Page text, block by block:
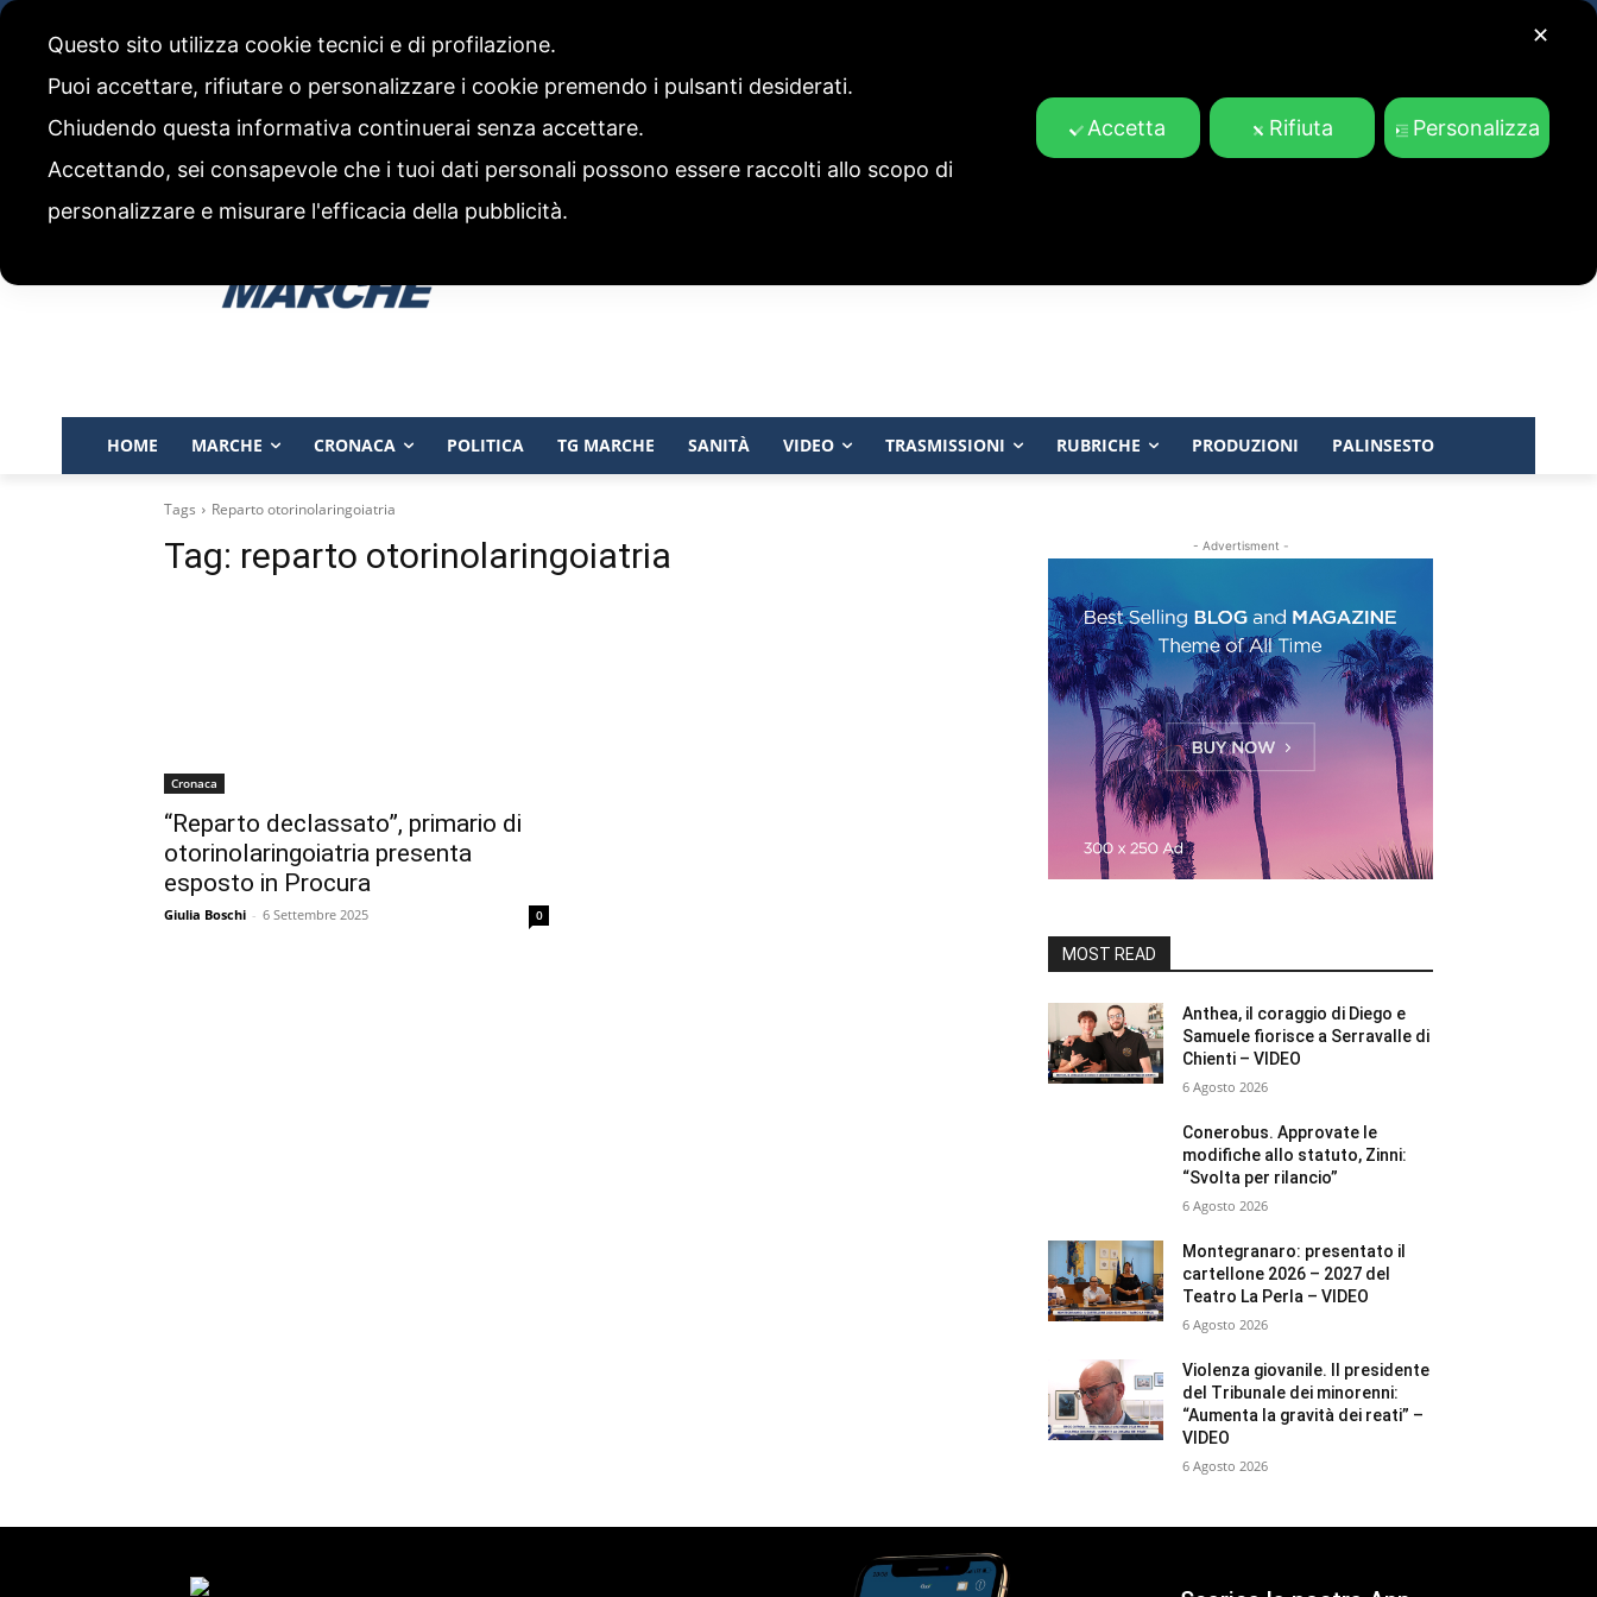
CODICE ETICO E POLITICA EDITORIALE
HOME MARCHE CRONACA POLITICA TG MARCHE SANITÀ VIDEO TRASMISSIONI RUBRICHE PRODUZIONI PALINSESTO
Tags Reparto otorinolaringoiatria
Tag: reparto otorinolaringoiatria
Cronaca
“Reparto declassato”, primario di
otorinolaringoiatria presenta
esposto in Procura
Giulia Boschi - 6 Settembre 2025 0
- Advertisment -
MOST READ
Anthea, il coraggio di Diego e
Samuele fiorisce a Serravalle di
Chienti – VIDEO
6 Agosto 2026
Conerobus. Approvate le
modifiche allo statuto, Zinni:
“Svolta per rilancio”
6 Agosto 2026
Montegranaro: presentato il
cartellone 2026 – 2027 del
Teatro La Perla – VIDEO
6 Agosto 2026
Violenza giovanile. Il presidente
del Tribunale dei minorenni:
“Aumenta la gravità dei reati” –
VIDEO
6 Agosto 2026
✕
Questo sito utilizza cookie tecnici e di profilazione.
Puoi accettare, rifiutare o personalizzare i cookie premendo i pulsanti desiderati.
Chiudendo questa informativa continuerai senza accettare.
Accettando, sei consapevole che i tuoi dati personali possono essere raccolti allo scopo di
personalizzare e misurare l'efficacia della pubblicità.
Accetta Rifiuta Personalizza